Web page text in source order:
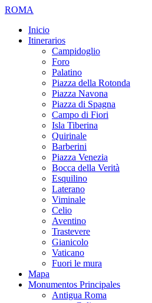
ROMA
Inicio
Itinerarios
Campidoglio
Foro
Palatino
Piazza della Rotonda
Piazza Navona
Piazza di Spagna
Campo di Fiori
Isla Tiberina
Quirinale
Barberini
Piazza Venezia
Bocca della Verità
Esquilino
Laterano
Viminale
Celio
Aventino
Trastevere
Gianicolo
Vaticano
Fuori le mura
Mapa
Monumentos Principales
Antigua Roma